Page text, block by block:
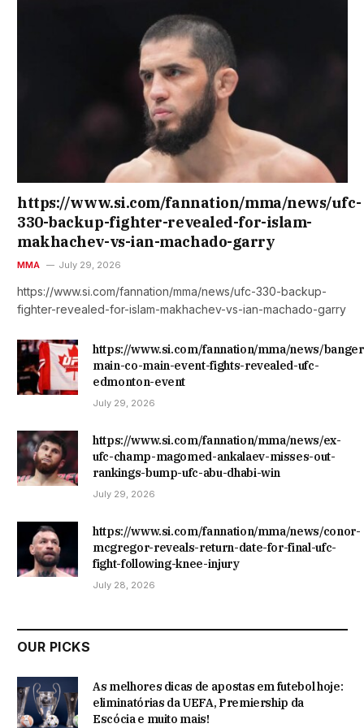
https://www.si.com/fannation/mma/news/ufc-
330-backup-fighter-revealed-for-islam-
makhachev-vs-ian-machado-garry
MMA July 29, 2026
https://www.si.com/fannation/mma/news/ufc-330-backup-
fighter-revealed-for-islam-makhachev-vs-ian-machado-garry
https://www.si.com/fannation/mma/news/
main-co-main-event-fights-revealed-ufc-
edmonton-event
July 29, 2026
https://www.si.com/fannation/mma/news/ex-
ufc-champ-magomed-ankalaev-misses-out-
rankings-bump-ufc-abu-dhabi-win
July 29, 2026
https://www.si.com/fannation/mma/news/conor-
mcgregor-reveals-return-date-for-final-ufc-
fight-following-knee-injury
July 28, 2026
OUR PICKS
As melhores dicas de apostas em futebol hoje:
eliminatórias da UEFA, Premiership da
Escócia e muito mais!